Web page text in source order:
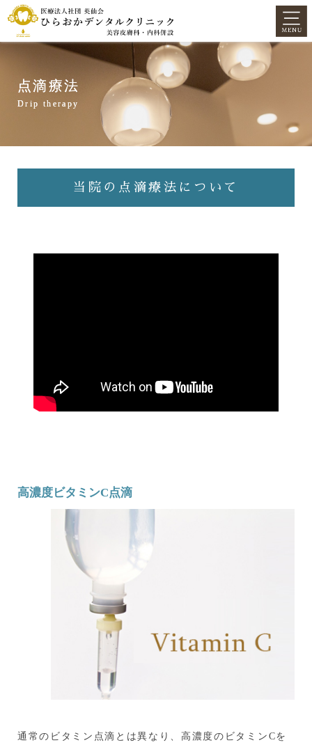
点滴療法
Drip therapy
当院の点滴療法について
高濃度ビタミンC点滴
通常のビタミン点滴とは異なり、高濃度のビタミンCを